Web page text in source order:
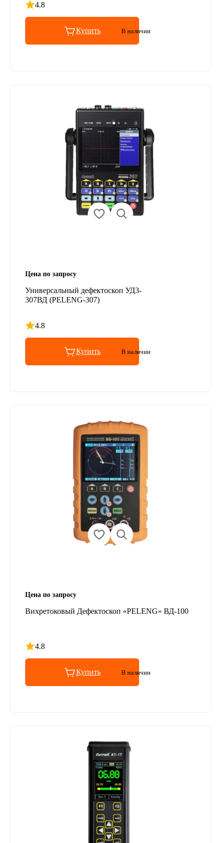
4.8
Рейтинг 4.8 из 5
Купить В наличии
Цена по запросу
Универсальный дефектоскоп УД3-
307ВД (PELENG-307)
4.8
Рейтинг 4.8 из 5
Купить В наличии
Цена по запросу
Вихретоковый Дефектоскоп «PELENG» ВД-100
4.8
Рейтинг 4.8 из 5
Купить В наличии